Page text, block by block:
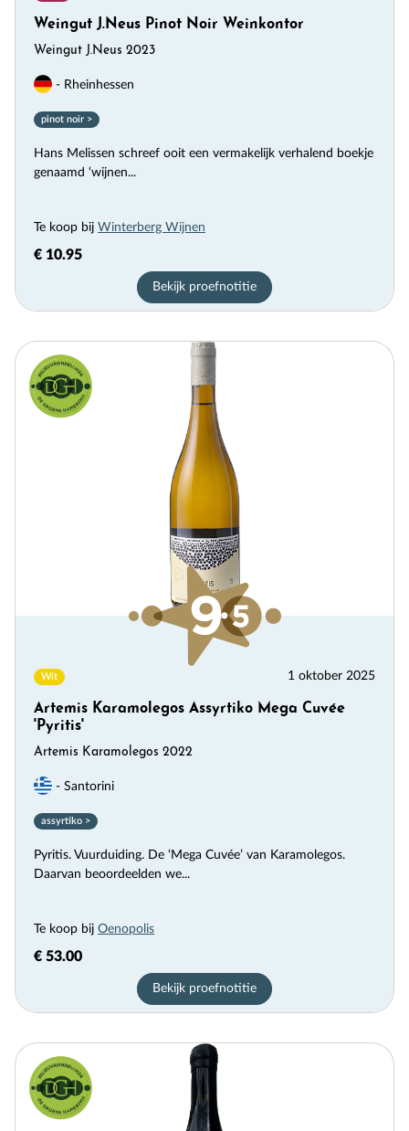
Weingut J.Neus Pinot Noir Weinkontor
Weingut J.Neus 2023
- Rheinhessen
pinot noir >
Hans Melissen schreef ooit een vermakelijk verhalend boekje
genaamd ‘wijnen...
Te koop bij Winterberg Wijnen
€ 10.95
Bekijk proefnotitie
Wit 1 oktober 2025
Artemis Karamolegos Assyrtiko Mega Cuvée
'Pyritis'
Artemis Karamolegos 2022
- Santorini
assyrtiko >
Pyritis. Vuurduiding. De ‘Mega Cuvée’ van Karamolegos.
Daarvan beoordeelden we...
Te koop bij Oenopolis
€ 53.00
Bekijk proefnotitie